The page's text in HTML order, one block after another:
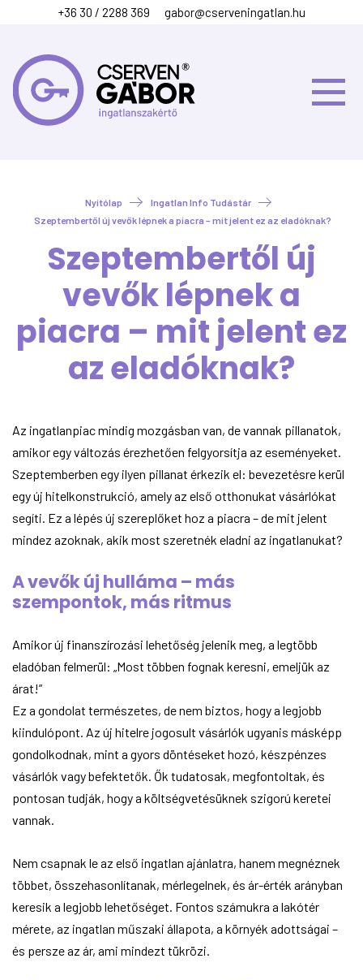
+36 30 / 2288 369 gabor@cserveningatlan.hu
Nyitólap
Ingatlan Info Tudástár
Szeptembertől új vevők lépnek a piacra – mit jelent ez az eladóknak?
Szeptembertől új
vevők lépnek a
piacra – mit jelent ez
az eladóknak?
Az ingatlanpiac mindig mozgásban van, de vannak pillanatok,
amikor egy változás érezhetően felgyorsítja az eseményeket.
Szeptemberben egy ilyen pillanat érkezik el: bevezetésre kerül
egy új hitelkonstrukció, amely az első otthonukat vásárlókat
segíti. Ez a lépés új szereplőket hoz a piacra – de mit jelent
mindez azoknak, akik most szeretnék eladni az ingatlanukat?
A vevők új hulláma – más
szempontok, más ritmus
Amikor új finanszírozási lehetőség jelenik meg, a legtöbb
eladóban felmerül: „Most többen fognak keresni, emeljük az
árat!”
Ez a gondolat természetes, de nem biztos, hogy a legjobb
kiindulópont. Az új hitelre jogosult vásárlók ugyanis másképp
gondolkodnak, mint a gyors döntéseket hozó, készpénzes
vásárlók vagy befektetők. Ők tudatosak, megfontoltak, és
pontosan tudják, hogy a költségvetésüknek szigorú keretei
vannak.
Nem csapnak le az első ingatlan ajánlatra, hanem megnéznek
többet, összehasonlítanak, mérlegelnek, és ár-érték arányban
keresik a legjobb lehetőséget. Fontos számukra a lakótér
mérete, az ingatlan műszaki állapota, a környék adottságai –
és persze az ár, ami mindezt tükrözi.